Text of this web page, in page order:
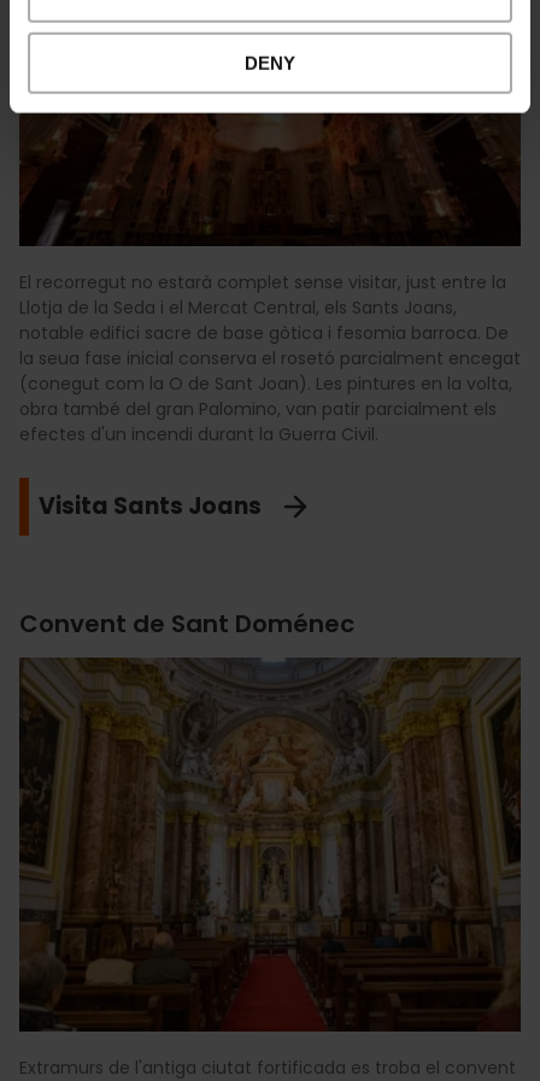
DENY
El recorregut no estarà complet sense visitar, just entre la
Llotja de la Seda i el Mercat Central, els Sants Joans,
notable edifici sacre de base gòtica i fesomia barroca. De
la seua fase inicial conserva el rosetó parcialment encegat
(conegut com la O de Sant Joan). Les pintures en la volta,
obra també del gran Palomino, van patir parcialment els
efectes d'un incendi durant la Guerra Civil.
Visita Sants Joans
Convent de Sant Doménec
Extramurs de l'antiga ciutat fortificada es troba el convent